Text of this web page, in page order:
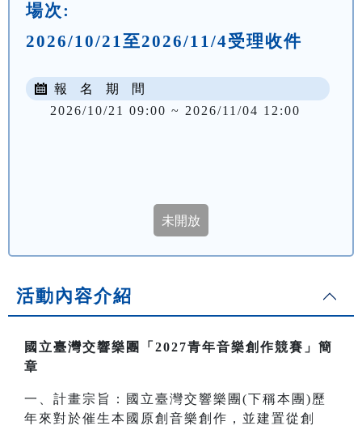
場次:
2026/10/21至2026/11/4受理收件
報 名 期 間
2026/10/21 09:00 ~ 2026/11/04 12:00
活動內容介紹
國立臺灣交響樂團「2027青年音樂創作競賽」簡
章
一、計畫宗旨：國立臺灣交響樂團(下稱本團)歷
年來對於催生本國原創音樂創作，並建置從創